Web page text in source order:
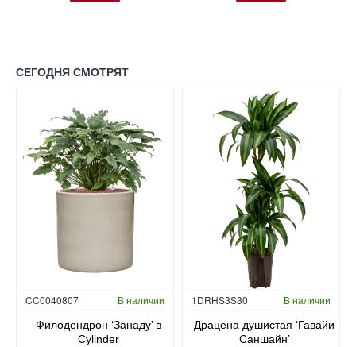
СЕГОДНЯ СМОТРЯТ
CC0040807 В наличии
Филодендрон ‘Занаду’ в
Cylinder
Гидропоника
1DRHS3S30 В наличии
Драцена душистая ‘Гавайи
Саншайн’